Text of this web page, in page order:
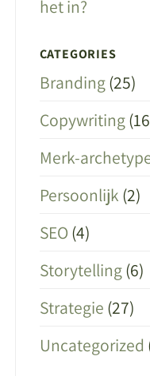
het in?
CATEGORIES
Branding(25)
Copywriting
Merk-
Persoonlijk (2)
SEO (4)
Storytelling(6)
Strategie (27)
Uncategorized